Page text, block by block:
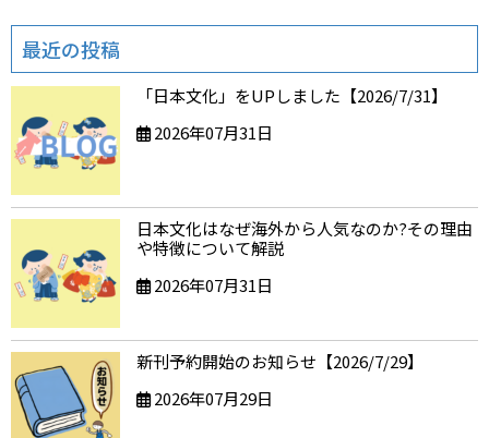
最近の投稿
「日本文化」をUPしました【2026/7/31】
2026年07月31日
日本文化はなぜ海外から人気なのか?その理由
や特徴について解説
2026年07月31日
新刊予約開始のお知らせ【2026/7/29】
2026年07月29日